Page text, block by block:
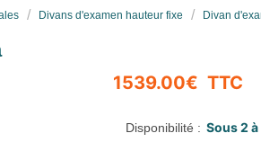
Divans d'examen hauteur fixe Divan
Disponibilité :